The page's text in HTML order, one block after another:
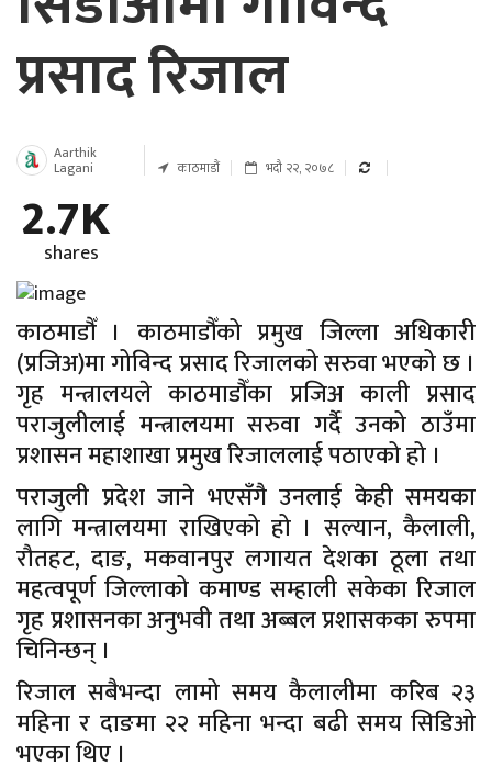
प्रसाद रिजाल
Aarthik
Lagani काठमाडौं भदौ २२, २०७८
2.7K
shares
काठमाडौँ । काठमाडौँको प्रमुख जिल्ला अधिकारी
(प्रजिअ)मा गोविन्द प्रसाद रिजालको सरुवा भएको छ ।
गृह मन्त्रालयले काठमाडौँका प्रजिअ काली प्रसाद
पराजुलीलाई मन्त्रालयमा सरुवा गर्दै उनको ठाउँमा
प्रशासन महाशाखा प्रमुख रिजाललाई पठाएको हो ।
पराजुली प्रदेश जाने भएसँगै उनलाई केही समयका
लागि मन्त्रालयमा राखिएको हो । सल्यान, कैलाली,
रौतहट, दाङ, मकवानपुर लगायत देशका ठूला तथा
महत्वपूर्ण जिल्लाको कमाण्ड सम्हाली सकेका रिजाल
गृह प्रशासनका अनुभवी तथा अब्बल प्रशासकका रुपमा
चिनिन्छन् ।
रिजाल सबैभन्दा लामो समय कैलालीमा करिब २३
महिना र दाङमा २२ महिना भन्दा बढी समय सिडिओ
भएका थिए ।